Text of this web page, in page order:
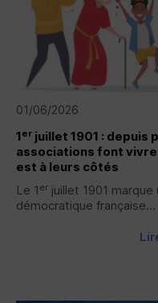
01/06/2026
1er juillet 1901 : depuis
associations font
est à leurs côtés
Le 1 er juillet 1901
démocratique française...